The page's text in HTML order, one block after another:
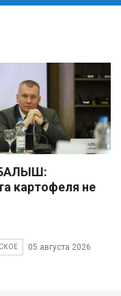
картофеля не
05 августа 2026